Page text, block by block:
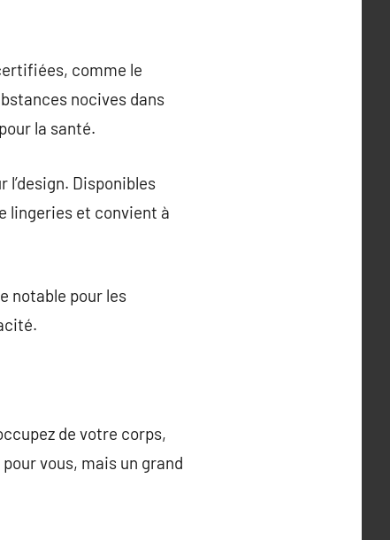
comme le
nocives dans
la santé.
Disponibles
lingeries et convient à
notable pour les
de votre corps,
vous, mais un grand